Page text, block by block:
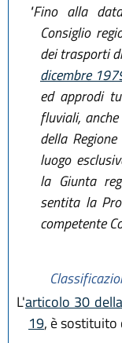
"Fino alla
Consiglio
dei trasporti
dicembre
ed approdi
fluviali,
della
luogo
la Giunta
sentita la
competente
L'articolo 30
19, è sostituito